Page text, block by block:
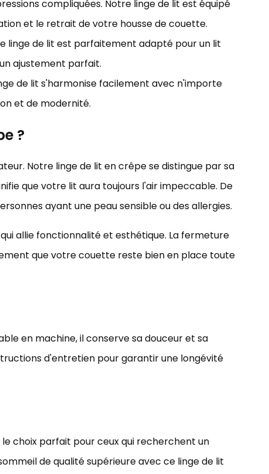
compliquées. Notre linge de lit est équipé
et le retrait de votre housse de couette.
linge de lit est parfaitement adapté pour un lit
ajustement parfait.
de lit s'harmonise facilement avec n'importe
et de modernité.
?
Notre linge de lit en crêpe se distingue par sa
que votre lit aura toujours l'air impeccable. De
ayant une peau sensible ou des allergies.
allie fonctionnalité et esthétique. La fermeture
que votre couette reste bien en place toute
en machine, il conserve sa douceur et sa
d'entretien pour garantir une longévité
choix parfait pour ceux qui recherchent un
de qualité supérieure avec ce linge de lit